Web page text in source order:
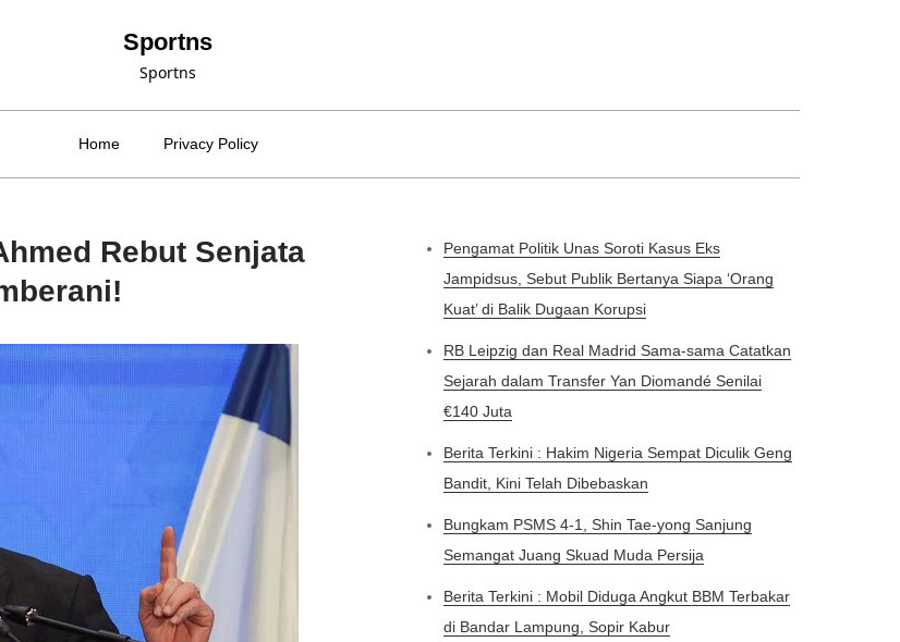
Sportns
Sportns
Home Privacy Policy
Rebut Senjata
Pengamat Politik Unas Soroti Kasus Eks
Jampidsus, Sebut Publik Bertanya Siapa ‘Orang
Kuat’ di Balik Dugaan Korupsi
RB Leipzig dan Real Madrid Sama-sama Catatkan
Sejarah dalam Transfer Yan Diomandé Senilai
€140 Juta
Berita Terkini : Hakim Nigeria Sempat Diculik Geng
Bandit, Kini Telah Dibebaskan
Bungkam PSMS 4-1, Shin Tae-yong Sanjung
Semangat Juang Skuad Muda Persija
Berita Terkini : Mobil Diduga Angkut BBM Terbakar
di Bandar Lampung, Sopir Kabur